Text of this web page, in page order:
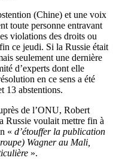
(Chine) et une voix
toute personne entravant
violations des droits ou
ce jeudi. Si la Russie était
seulement une dernière
d’experts dont elle
en ce sens a été
13 abstentions.
de l’ONU, Robert
Russie voulait mettre fin à
« d’étouffer la publication
Wagner au Mali,
».